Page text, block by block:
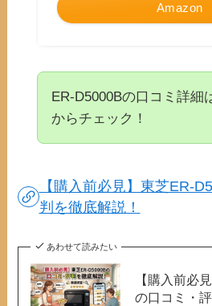
Amazon
ER-D5000Bの口コミ詳細
からチェック！
【購入前必見】東芝ER-
判を徹底解説！
あわせて読みたい
【購入前必
の口コミ・